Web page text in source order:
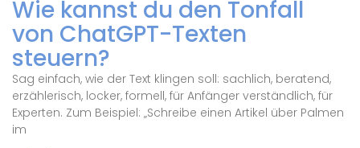
Wie kannst du den Tonfall
von ChatGPT-Texten
steuern?
Sag einfach, wie der Text klingen soll: sachlich, beratend,
erzählerisch, locker, formell, für Anfänger verständlich, für
Experten. Zum Beispiel: „Schreibe einen Artikel über Palmen
im